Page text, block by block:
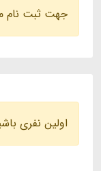
جهت ثبت نام
اولین نفری